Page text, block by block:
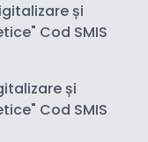
și
Cod SMIS
și
Cod SMIS